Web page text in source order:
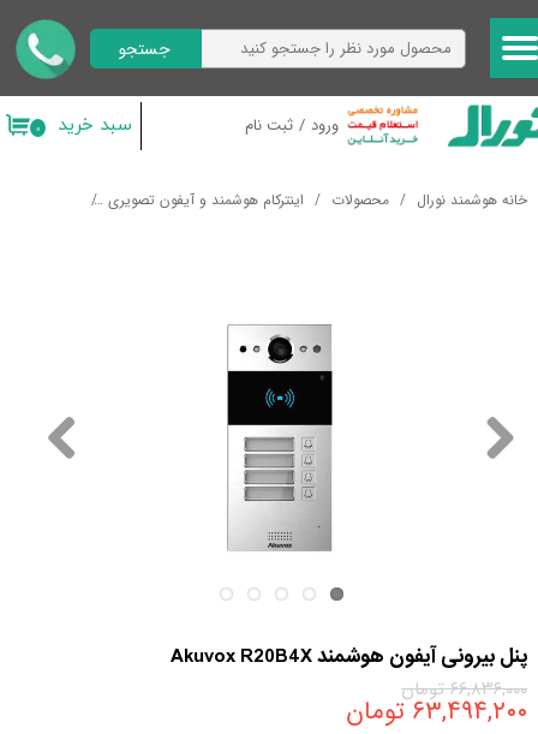
ورود / ثبت نام
حساب کاربری من
تغییر گذر واژه
خروج از حساب کاربری
جستجو
۰ سبد خرید
خانه هوشمند نورال محصولات اینترکام هوشمند و آیفون تصویری
پنل بیرونی آیفون هوشمند Akuvox R20B4X
۶۶,۸۳۶,۰۰۰ تومان
۶۳,۴۹۴,۲۰۰ تومان